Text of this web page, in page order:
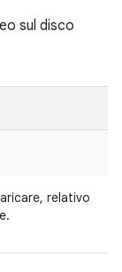
sul disco
relativo